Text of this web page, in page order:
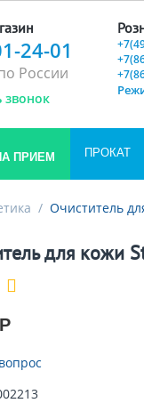
24-01
России
звонок
ПРИЕМ ПРОКАТ
/ Очиститель
для кожи
Р